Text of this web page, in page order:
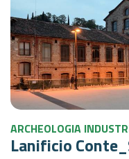
ARCHEOLOGIA
Lanificio